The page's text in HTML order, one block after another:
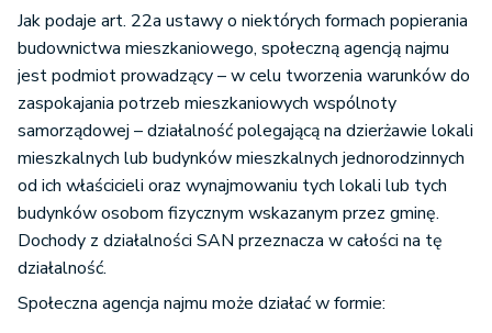
Jak podaje art. 22a ustawy o niektórych formach popierania
budownictwa mieszkaniowego, społeczną agencją najmu
jest podmiot prowadzący – w celu tworzenia warunków do
zaspokajania potrzeb mieszkaniowych wspólnoty
samorządowej – działalność polegającą na dzierżawie lokali
mieszkalnych lub budynków mieszkalnych jednorodzinnych
od ich właścicieli oraz wynajmowaniu tych lokali lub tych
budynków osobom fizycznym wskazanym przez gminę.
Dochody z działalności SAN przeznacza w całości na tę
działalność.
Społeczna agencja najmu może działać w formie: